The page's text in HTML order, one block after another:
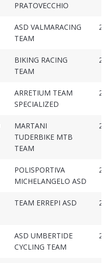
PRATOVECCHIO
ASD VALMARACING
TEAM
BIKING RACING
TEAM
ARRETIUM TEAM
SPECIALIZED
MARTANI
TUDERBIKE MTB
TEAM
POLISPORTIVA
MICHELANGELO ASD
TEAM ERREPI ASD
ASD UMBERTIDE
CYCLING TEAM